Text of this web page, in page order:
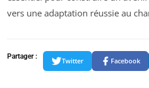
vers une adaptation réussie au
Partager :
Twitter Facebook